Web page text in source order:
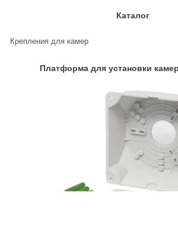
Каталог
Крепления для камер
Платформа для установки